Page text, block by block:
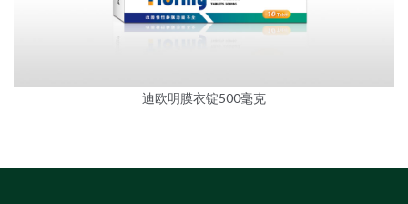
迪欧明膜衣锭500毫克